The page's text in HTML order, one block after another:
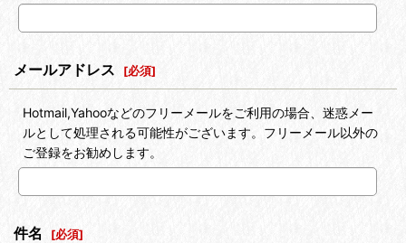
メールアドレス [必須]
Hotmail,Yahooなどのフリーメールをご利用の場合、迷惑メー
ルとして処理される可能性がございます。フリーメール以外の
ご登録をお勧めします。
件名 [必須]